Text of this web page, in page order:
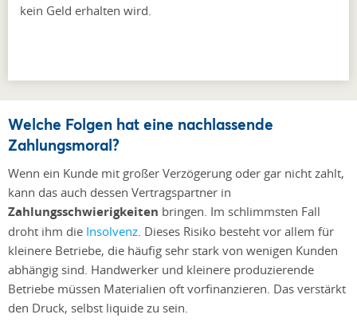
kein Geld erhalten wird.
Welche Folgen hat eine nachlassende
Zahlungsmoral?
Wenn ein Kunde mit großer Verzögerung oder gar nicht zahlt,
kann das auch dessen Vertragspartner in
Zahlungsschwierigkeiten bringen. Im schlimmsten Fall
droht ihm die Insolvenz . Dieses Risiko besteht vor allem für
kleinere Betriebe, die häufig sehr stark von wenigen Kunden
abhängig sind. Handwerker und kleinere produzierende
Betriebe müssen Materialien oft vorfinanzieren. Das verstärkt
den Druck, selbst liquide zu sein.